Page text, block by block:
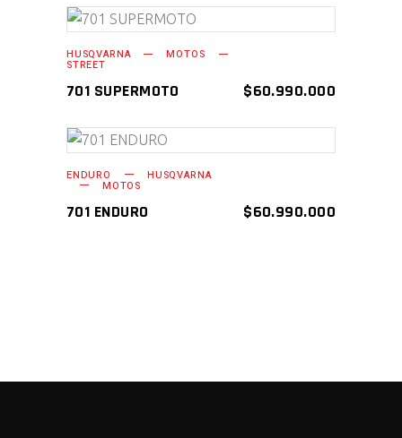
AÑADIR AL CARRITO
HUSQVARNA MOTOS
STREET
701 SUPERMOTO $60.990.000
AÑADIR AL CARRITO
ENDURO HUSQVARNA
MOTOS
701 ENDURO $60.990.000